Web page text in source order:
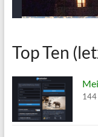
Top Ten
144